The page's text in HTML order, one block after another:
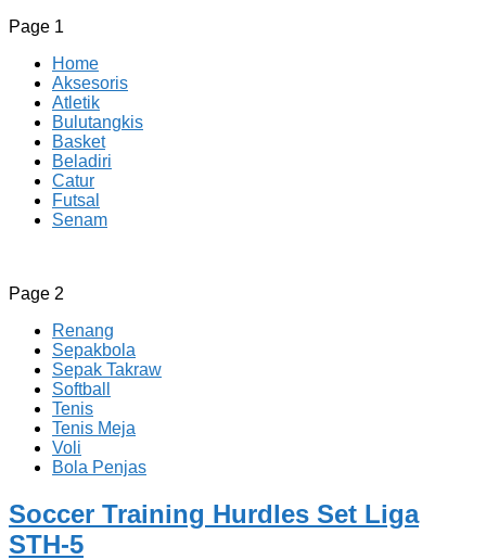
Page 1
Home
Aksesoris
Atletik
Bulutangkis
Basket
Beladiri
Catur
Futsal
Senam
CV JAYA BERSAMA Co Id
Menyediakan Semua Perlengkapan Olahraga Yang
Page 2
Renang
Sepakbola
Sepak Takraw
Softball
Tenis
Tenis Meja
Voli
Bola Penjas
Soccer Training Hurdles Set Liga
STH-5